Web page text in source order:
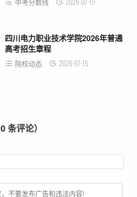
中考分数线
四川电力职业技术学院2026年普通
高考招生章程
院校动态 2026-07-15
0 条评论）